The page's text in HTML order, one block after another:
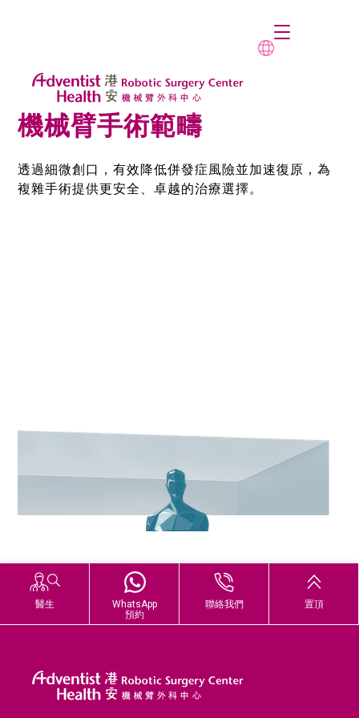
機械臂手術範疇
透過細微創口，有效降低併發症風險並加速復原，為
複雜手術提供更安全、卓越的治療選擇。
醫生
WhatsApp
預約
聯絡我們 置頂